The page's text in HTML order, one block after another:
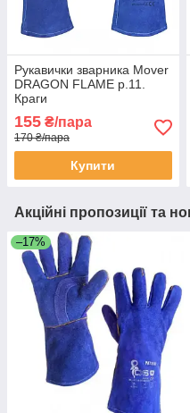
Рукавички зварника Mover
DRAGON FLAME р.11.
Краги
155 ₴/пара
170 ₴/пара
Купити
Акційні пропозиції та
–17%